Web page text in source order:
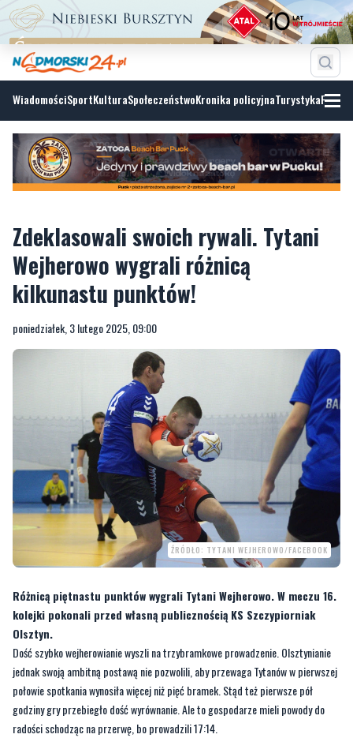
WiadomościSportKulturaSpołeczeństwoKronika policyjnaTurystyka
Zdeklasowali swoich rywali. Tytani
Wejherowo wygrali różnicą
kilkunastu punktów!
poniedziałek, 3 lutego 2025, 09:00
ŹRÓDŁO: TYTANI WEJHEROWO/FACEBOOK
Różnicą piętnastu punktów wygrali Tytani Wejherowo. W meczu 16.
kolejki pokonali przed własną publicznością KS Szczypiorniak
Olsztyn.
Dość szybko wejherowianie wyszli na trzybramkowe prowadzenie. Olsztynianie
jednak swoją ambitną postawą nie pozwolili, aby przewaga Tytanów w pierwszej
połowie spotkania wynosiła więcej niż pięć bramek. Stąd też pierwsze pół
godziny gry przebiegło dość wyrównanie. Ale to gospodarze mieli powody do
radości schodząc na przerwę, bo prowadzili 17:14.